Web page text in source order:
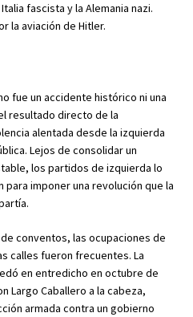
fascista y la Alemania nazi.
la aviación de Hitler.
fue un accidente histórico ni una
resultado directo de la
alentada desde la izquierda
Lejos de consolidar un
los partidos de izquierda lo
imponer una revolución que la
conventos, las ocupaciones de
calles fueron frecuentes. La
en entredicho en octubre de
Largo Caballero a la cabeza,
armada contra un gobierno